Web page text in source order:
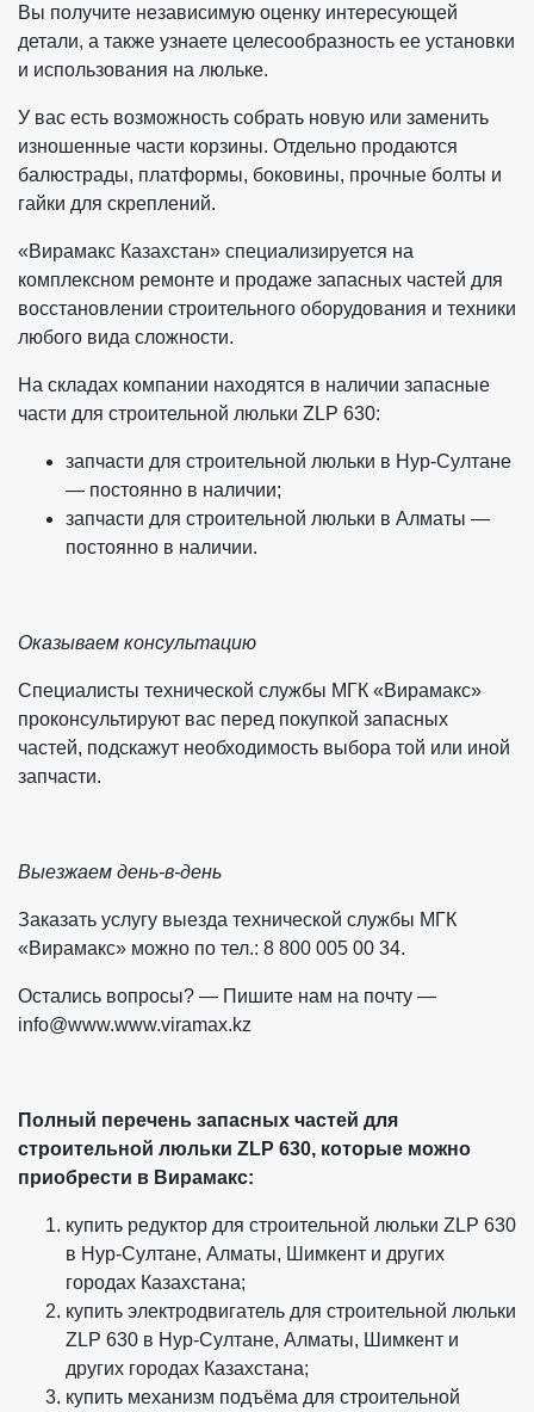
Вы получите независимую оценку интересующей
детали, а также узнаете целесообразность ее установки
и использования на люльке.
У вас есть возможность собрать новую или заменить
изношенные части корзины. Отдельно продаются
балюстрады, платформы, боковины, прочные болты и
гайки для скреплений.
«Вирамакс Казахстан» специализируется на
комплексном ремонте и продаже запасных частей для
восстановлении строительного оборудования и техники
любого вида сложности.
На складах компании находятся в наличии запасные
части для строительной люльки ZLP 630:
запчасти для строительной люльки в Нур-Султане
— постоянно в наличии;
запчасти для строительной люльки в Алматы —
постоянно в наличии.
Оказываем консультацию
Специалисты технической службы МГК «Вирамакс»
проконсультируют вас перед покупкой запасных
частей, подскажут необходимость выбора той или иной
запчасти.
Выезжаем день-в-день
Заказать услугу выезда технической службы МГК
«Вирамакс» можно по тел.: 8 800 005 00 34.
Остались вопросы? — Пишите нам на почту —
info@www.www.viramax.kz
Полный перечень запасных частей для
строительной люльки ZLP 630, которые можно
приобрести в Вирамакс:
купить редуктор для строительной люльки ZLP 630
в Нур-Султане, Алматы, Шимкент и других
городах Казахстана;
купить электродвигатель для строительной люльки
ZLP 630 в Нур-Султане, Алматы, Шимкент и
других городах Казахстана;
купить механизм подъёма для строительной